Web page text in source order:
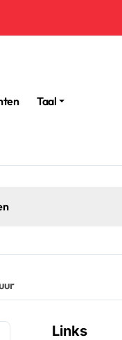
Taal
Inwisselen:
Links